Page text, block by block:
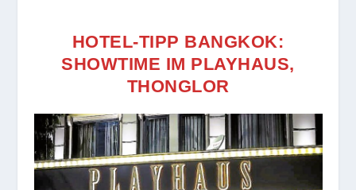
HOTEL-TIPP BANGKOK:
SHOWTIME IM PLAYHAUS,
THONGLOR